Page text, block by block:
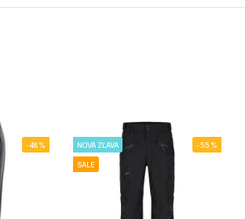
-48% NOVÁ ZĽAVA
SALE
-55%